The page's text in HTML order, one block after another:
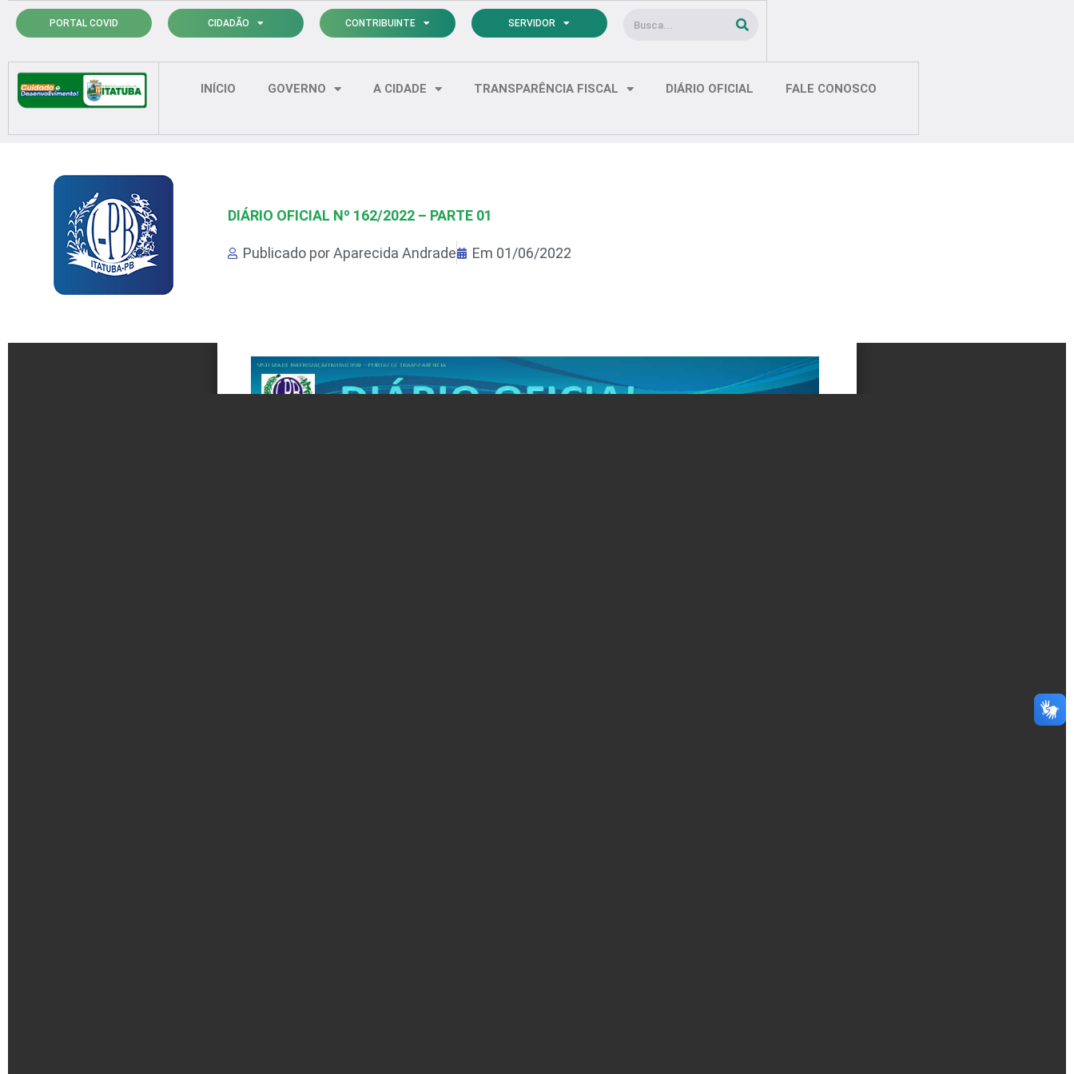
para
conteúdo
PORTAL COVID CIDADÃO CONTRIBUINTE SERVIDOR Pesquisar
INÍCIO GOVERNO A CIDADE TRANSPARÊNCIA FISCAL DIÁRIO OFICIAL FALE CONOSCO
DIÁRIO OFICIAL Nº 162/2022 – PARTE 01
Publicado porAparecida Andrade Em 01/06/2022